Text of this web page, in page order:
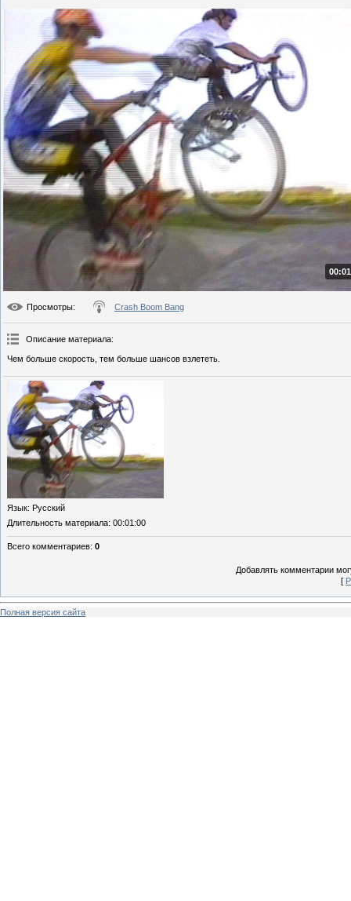
Просмотры: Crash Boom Bang
Описание материала:
Чем больше скорость, тем больше шансов взлететь.
Язык: Русский
Длительность материала: 00:01:00
Всего комментариев: 0
Добавлять комментарии
[
Полная версия сайта